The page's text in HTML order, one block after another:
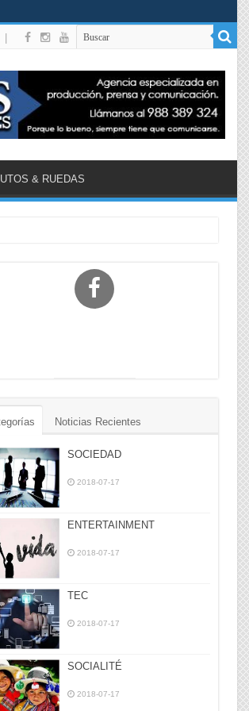
& RUEDAS
Noticias Recientes
SOCIEDAD
2018-07-17
ENTERTAINMENT
2018-07-17
TEC
2018-07-17
SOCIALITÉ
2018-07-17